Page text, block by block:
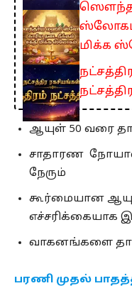
மிக்க
ஆயுள் 50 வரை
சாதாரண
நேரும்
கூர்மையான
எச்சரிக்கையாக
வாகனங்களை
பரணி முதல்